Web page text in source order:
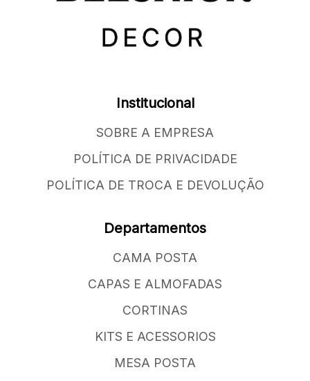
Institucional
SOBRE A EMPRESA
POLÍTICA DE PRIVACIDADE
POLÍTICA DE TROCA E DEVOLUÇÃO
Departamentos
CAMA POSTA
CAPAS E ALMOFADAS
CORTINAS
KITS E ACESSORIOS
MESA POSTA